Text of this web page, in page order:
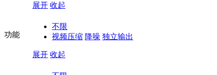
展开 收起
功能
不限
视频压缩 降噪 独立输出
展开 收起